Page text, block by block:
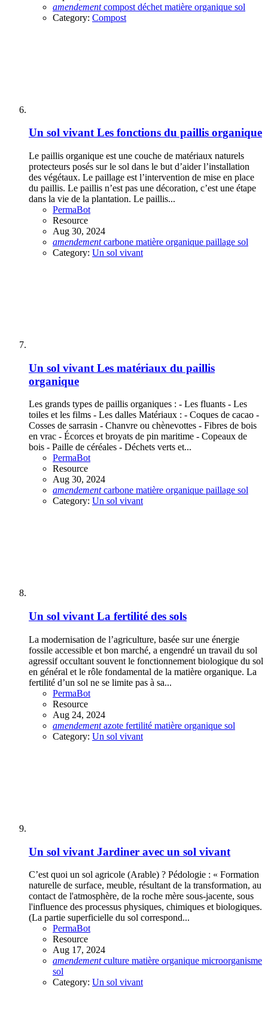
amendement compost déchet matière organique sol
Category: Compost
Un sol vivant Les fonctions du paillis organique
Le paillis organique est une couche de matériaux naturels
protecteurs posés sur le sol dans le but d’aider l’installation
des végétaux. Le paillage est l’intervention de mise en place
du paillis. Le paillis n’est pas une décoration, c’est une étape
dans la vie de la plantation. Le paillis...
PermaBot
Resource
Aug 30, 2024
amendement carbone matière organique paillage sol
Category: Un sol vivant
Un sol vivant Les matériaux du paillis
organique
Les grands types de paillis organiques : - Les fluants - Les
toiles et les films - Les dalles Matériaux : - Coques de cacao -
Cosses de sarrasin - Chanvre ou chènevottes - Fibres de bois
en vrac - Écorces et broyats de pin maritime - Copeaux de
bois - Paille de céréales - Déchets verts et...
PermaBot
Resource
Aug 30, 2024
amendement carbone matière organique paillage sol
Category: Un sol vivant
Un sol vivant La fertilité des sols
La modernisation de l’agriculture, basée sur une énergie
fossile accessible et bon marché, a engendré un travail du sol
agressif occultant souvent le fonctionnement biologique du sol
en général et le rôle fondamental de la matière organique. La
fertilité d’un sol ne se limite pas à sa...
PermaBot
Resource
Aug 24, 2024
amendement azote fertilité matière organique sol
Category: Un sol vivant
Un sol vivant Jardiner avec un sol vivant
C’est quoi un sol agricole (Arable) ? Pédologie : « Formation
naturelle de surface, meuble, résultant de la transformation, au
contact de l'atmosphère, de la roche mère sous-jacente, sous
l'influence des processus physiques, chimiques et biologiques.
(La partie superficielle du sol correspond...
PermaBot
Resource
Aug 17, 2024
amendement culture matière organique microorganisme
sol
Category: Un sol vivant